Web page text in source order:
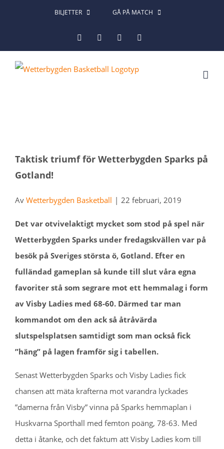
BILJETTER GÅ PÅ MATCH
FacebookInstagram
större
bild
Taktisk triumf för Wetterbygden Sparks på
Gotland!
Av Wetterbygden Basketball | 22 februari, 2019
Det var otvivelaktigt mycket som stod på spel när
Wetterbygden Sparks under fredagskvällen var på
besök på Sveriges största ö, Gotland. Efter en
fulländad gameplan så kunde till slut våra egna
favoriter stå som segrare mot ett hemmalag i form
av Visby Ladies med 68-60. Därmed tar man
kommandot om den ack så åtråvärda
slutspelsplatsen samtidigt som man också fick
”häng” på lagen framför sig i tabellen.
Senast Wetterbygden Sparks och Visby Ladies fick
chansen att mäta krafterna mot varandra lyckades
”damerna från Visby” vinna på Sparks hemmaplan i
Huskvarna Sporthall med femton poäng, 78-63. Med
detta i åtanke, och det faktum att Visby Ladies kom till